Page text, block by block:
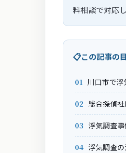
料相談で対応し
この記事の
川口市で
総合探偵
浮気調査
浮気調査